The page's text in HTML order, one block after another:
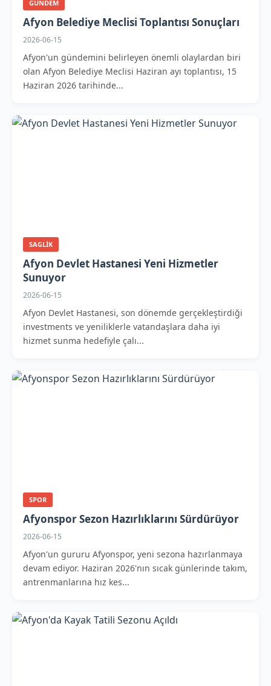
GUNDEM
Afyon Belediye Meclisi Toplantısı Sonuçları
2026-06-15
Afyon'un gündemini belirleyen önemli olaylardan biri
olan Afyon Belediye Meclisi Haziran ayı toplantısı, 15
Haziran 2026 tarihinde...
SAGLIK
Afyon Devlet Hastanesi Yeni Hizmetler
Sunuyor
2026-06-15
Afyon Devlet Hastanesi, son dönemde gerçekleştirdiği
investments ve yeniliklerle vatandaşlara daha iyi
hizmet sunma hedefiyle çalı...
SPOR
Afyonspor Sezon Hazırlıklarını Sürdürüyor
2026-06-15
Afyon'un gururu Afyonspor, yeni sezona hazırlanmaya
devam ediyor. Haziran 2026'nın sıcak günlerinde takım,
antrenmanlarına hız kes...